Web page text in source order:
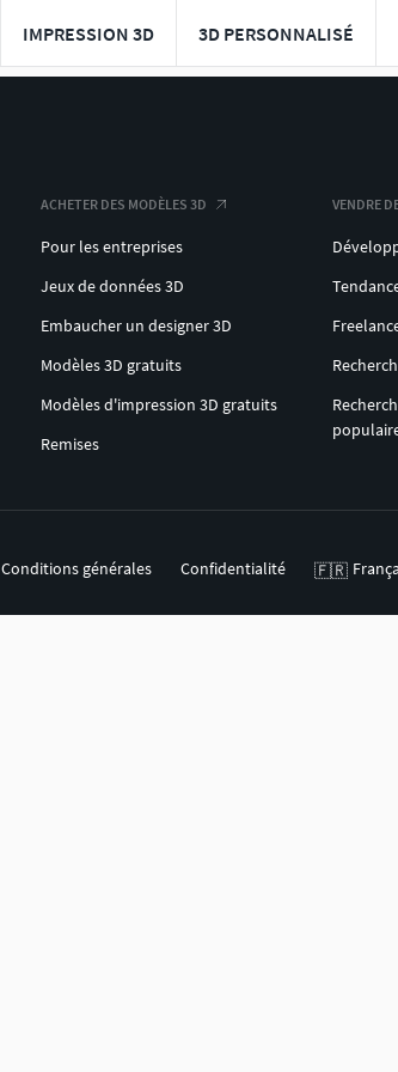
IMPRESSION 3D 3D PERSONNALISÉ
ACHETER DES MODÈLES 3D
Pour les entreprises
Jeux de données 3D
Embaucher un designer 3D
Modèles 3D gratuits
Modèles d'impression 3D gratuits
Remises
VENDRE
Conditions générales Confidentialité 🇫🇷